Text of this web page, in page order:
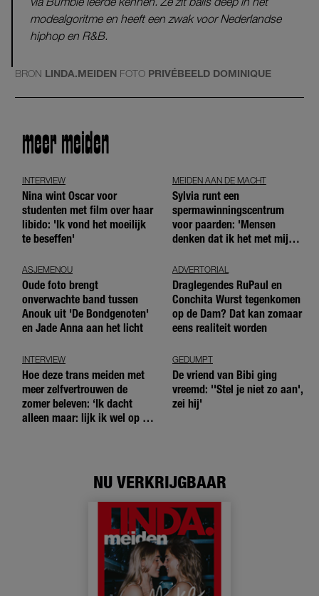
modealgoritme en heeft een zwak voor Nederlandse
hiphop en R&B.
BRON LINDA.MEIDEN FOTO PRIVÉBEELD DOMINIQUE
meer meiden
INTERVIEW
Nina wint Oscar voor
studenten met film over haar
libido: 'Ik vond het moeilijk
te beseffen'
MEIDEN AAN DE MACHT
Sylvia runt een
spermawinningscentrum
voor paarden: 'Mensen
denken dat ik het met mijn
ASJEMENOU
Oude foto brengt
onverwachte band tussen
Anouk uit 'De Bondgenoten'
en Jade Anna aan het licht
ADVERTORIAL
Draglegendes RuPaul en
Conchita Wurst tegenkomen
op de Dam? Dat kan zomaar
eens realiteit worden
INTERVIEW
Hoe deze trans meiden met
meer zelfvertrouwen de
zomer beleven: ‘Ik dacht
alleen maar: lijk ik wel op de
GEDUMPT
De vriend van Bibi ging
vreemd: ''Stel je niet zo aan',
zei hij'
NU VERKRIJGBAAR